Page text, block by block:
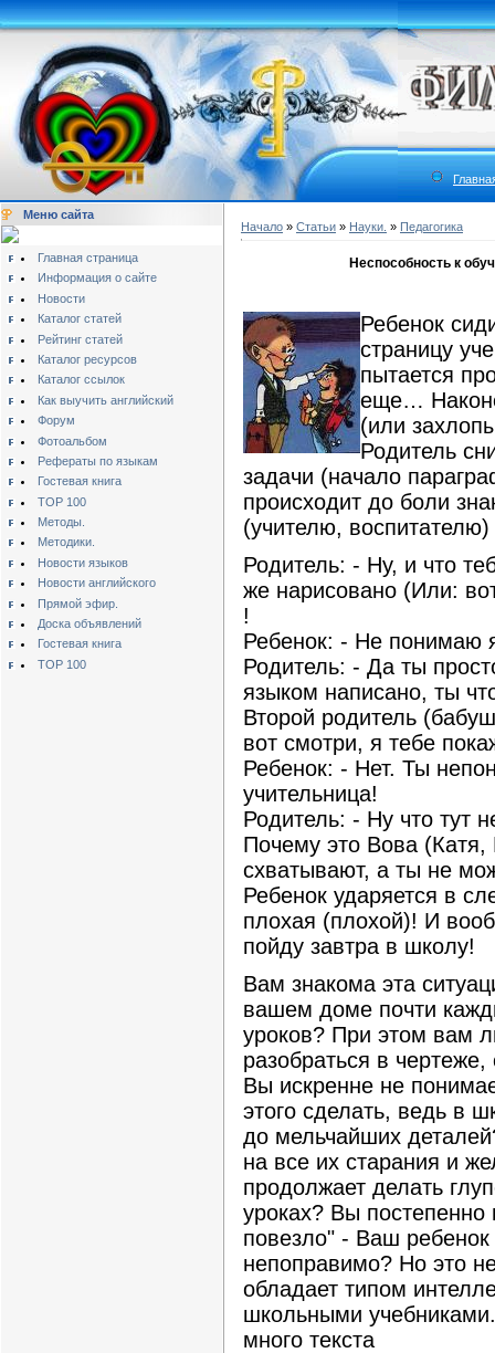
Меню сайта
Главная страница
Информация о сайте
Новости
Каталог статей
Рейтинг статей
Каталог ресурсов
Каталог ссылок
Как выучить английский
Форум
Фотоальбом
Рефераты по языкам
Гостевая книга
TOP 100
Методы.
Методики.
Новости языков
Новости английского
Прямой эфир.
Доска объявлений
Гостевая книга
TOP 100
Начало » Статьи » Науки. » Педагогика
Неспособность к
Ребенок
страницу
пытается
еще…
(или
Родитель
задачи (начало
происходит до боли
(учителю, воспитателю)
Родитель: - Ну, и что
же нарисовано (Или:
!
Ребенок: - Не понимаю
Родитель: - Да ты
языком написано, ты
Второй родитель
вот смотри, я тебе
Ребенок: - Нет. Ты
учительница!
Родитель: - Ну что тут
Почему это Вова
схватывают, а ты не
Ребенок ударяется в
плохая (плохой)! И
пойду завтра в школу!
Вам знакома эта
вашем доме почти
уроков? При этом вам
разобраться в
Вы искренне не
этого сделать, ведь в
до мельчайших
на все их старания и
продолжает делать
уроках? Вы
повезло" - Ваш
непоправимо? Но это
обладает типом
школьными учебниками.
много текста